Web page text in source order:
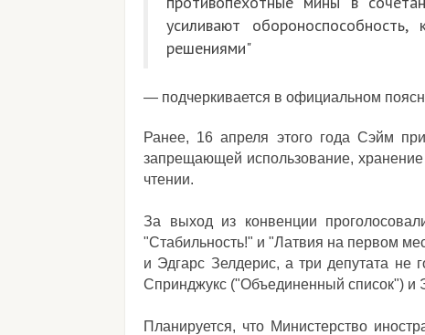
усиливают
решениями"
— подчеркивается в официальном
Ранее, 16 апреля этого года Сэйм
запрещающей использование,
чтении.
За выход из конвенции
"Стабильность!" и "Латвия на первом
и Эдгарс Зелдерис, а три депутата
Спринджукс ("Объединенный список") и
Планируется, что Министерство